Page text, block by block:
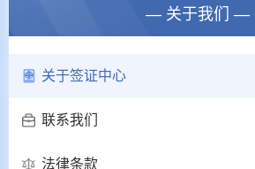
— 关于我们 —
关于签证中心
联系我们
法律条款